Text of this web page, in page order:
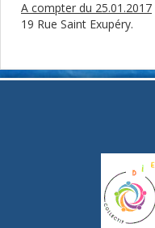
A compter du 25.01.2017
19 Rue Saint Exupéry.